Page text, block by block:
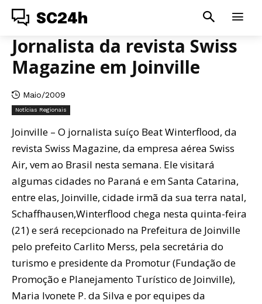
SC24h
Jornalista da revista Swiss
Magazine em Joinville
Maio/2009
Notícias Regionais
Joinville – O jornalista suíço Beat Winterflood, da
revista Swiss Magazine, da empresa aérea Swiss
Air, vem ao Brasil nesta semana. Ele visitará
algumas cidades no Paraná e em Santa Catarina,
entre elas, Joinville, cidade irmã da sua terra natal,
Schaffhausen,Winterflood chega nesta quinta-feira
(21) e será recepcionado na Prefeitura de Joinville
pelo prefeito Carlito Merss, pela secretária do
turismo e presidente da Promotur (Fundação de
Promoção e Planejamento Turístico de Joinville),
Maria Ivonete P. da Silva e por equipes da